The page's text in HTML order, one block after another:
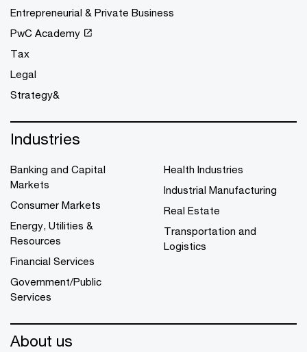
Entrepreneurial & Private Business
PwC Academy
Tax
Legal
Strategy&
Industries
Banking and Capital
Markets
Consumer Markets
Energy, Utilities &
Resources
Financial Services
Government/Public
Services
Health Industries
Industrial Manufacturing
Real Estate
Transportation and
Logistics
About us